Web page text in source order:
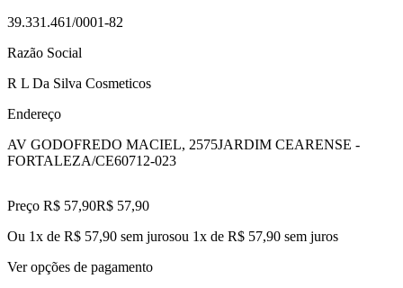
39.331.461/0001-82
Razão Social
R L Da Silva Cosmeticos
Endereço
AV GODOFREDO MACIEL, 2575JARDIM CEARENSE -
FORTALEZA/CE60712-023
Preço R$ 57,90R$ 57,90
Ou 1x de R$ 57,90 sem jurosou 1x de R$ 57,90 sem juros
Ver opções de pagamento